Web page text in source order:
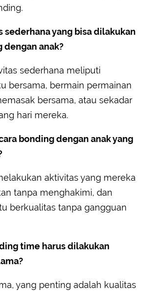
sederhana yang bisa dilakukan
dengan anak?
sederhana meliputi
bersama, bermain permainan
bersama, atau sekadar
hari mereka.
bonding dengan anak yang
aktivitas yang mereka
tanpa menghakimi, dan
berkualitas tanpa gangguan
time harus dilakukan
yang penting adalah kualitas